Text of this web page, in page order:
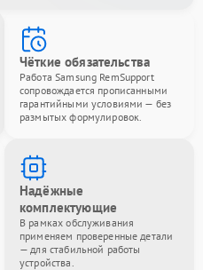
Чёткие обязательства
Работа Samsung RemSupport
сопровождается прописанными
гарантийными условиями — без
размытых формулировок.
Надёжные
комплектующие
В рамках обслуживания
применяем проверенные детали
— для стабильной работы
устройства.